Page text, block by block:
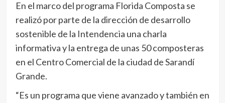
En el marco del programa Florida Composta se
realizó por parte de la dirección de desarrollo
sostenible de la Intendencia una charla
informativa y la entrega de unas 50 composteras
en el Centro Comercial de la ciudad de Sarandí
Grande.
“Es un programa que viene avanzado y también en